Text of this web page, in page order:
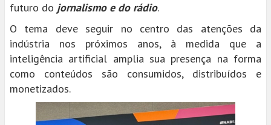
futuro do jornalismo e do rádio.
O tema deve seguir no centro das atenções da
indústria nos próximos anos, à medida que a
inteligência artificial amplia sua presença na forma
como conteúdos são consumidos, distribuídos e
monetizados.